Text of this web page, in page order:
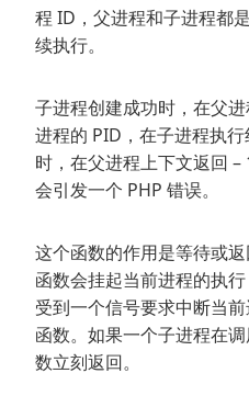
程 ID，父进程和子进程都
续执行。
子进程创建成功时，在父
进程的 PID，在子进程执
时，在父进程上下文返回
会引发一个 PHP 错误。
这个函数的作用是等待或
函数会挂起当前进程的执
受到一个信号要求中断当
函数。如果一个子进程在
数立刻返回。